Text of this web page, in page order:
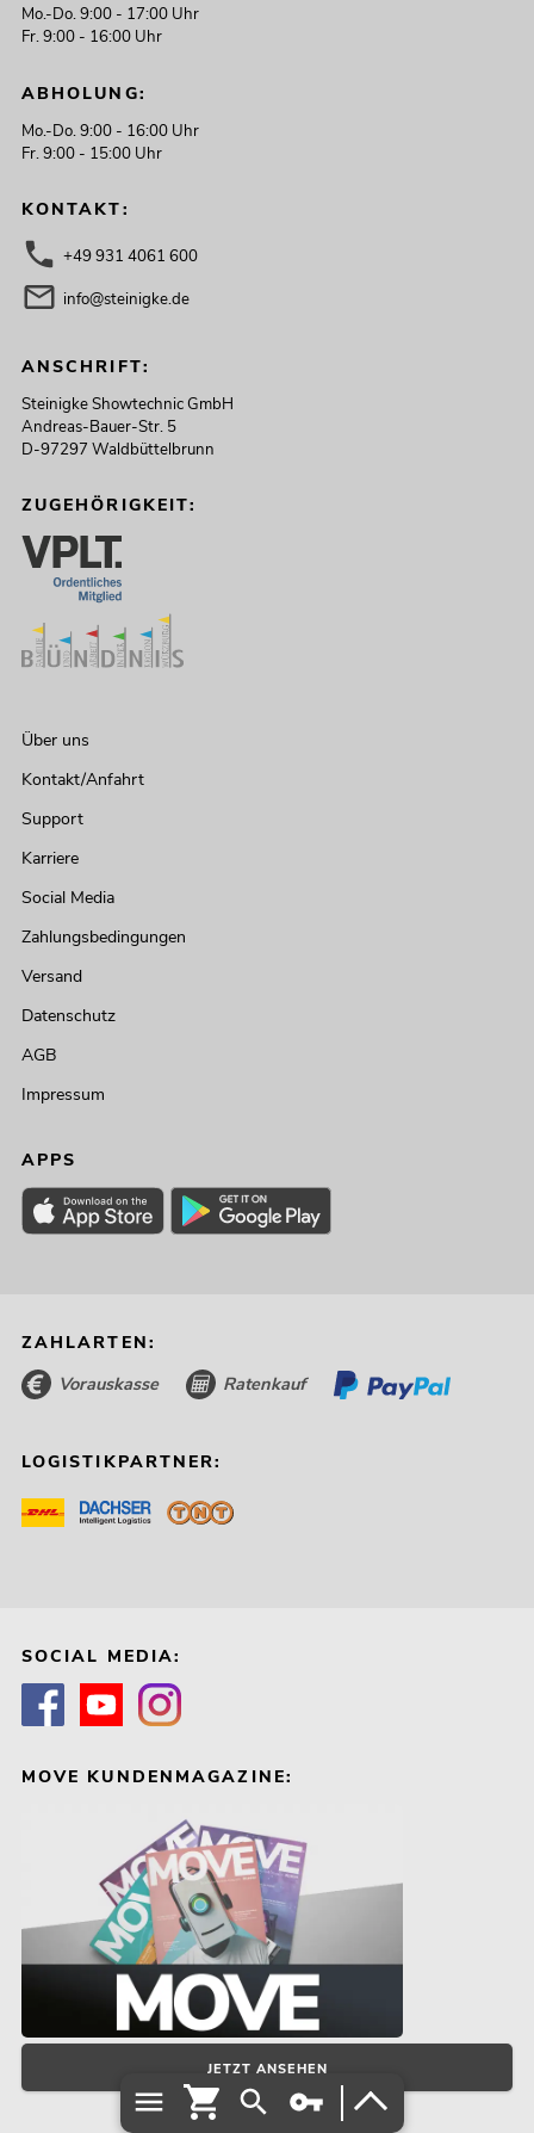
Mo.-Do. 9:00 - 17:00 Uhr
Fr. 9:00 - 16:00 Uhr
ABHOLUNG:
Mo.-Do. 9:00 - 16:00 Uhr
Fr. 9:00 - 15:00 Uhr
KONTAKT:
+49 931 4061 600
info@steinigke.de
ANSCHRIFT:
Steinigke Showtechnic GmbH
Andreas-Bauer-Str. 5
D-97297 Waldbüttelbrunn
ZUGEHÖRIGKEIT:
Über uns
Kontakt/Anfahrt
Support
Karriere
Social Media
Zahlungsbedingungen
Versand
Datenschutz
AGB
Impressum
APPS
ZAHLARTEN:
Vorauskasse Ratenkauf
LOGISTIKPARTNER:
SOCIAL MEDIA:
MOVE KUNDENMAGAZINE:
JETZT ANSEHEN